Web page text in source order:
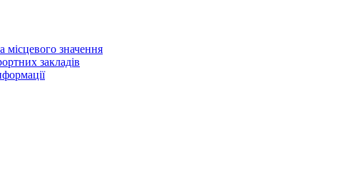
місцевого значення
закладів